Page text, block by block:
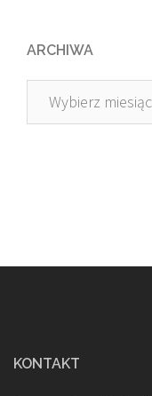
ARCHIWA
Archiwa
KONTAKT